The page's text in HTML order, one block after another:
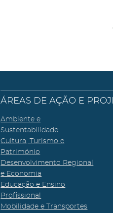
ÁREAS DE AÇÃO E
Ambiente e
Sustentabilidade
Cultura, Turismo e
Património
Desenvolvimento Regional
e Economia
Educação e Ensino
Profissional
Mobilidade e Transportes